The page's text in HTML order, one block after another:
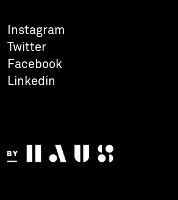
Instagram
Twitter
Facebook
Linkedin